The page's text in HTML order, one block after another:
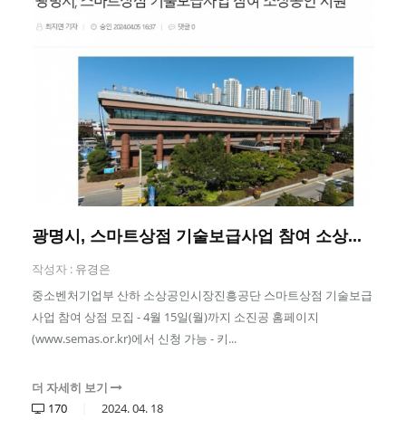
광명시, 스마트상점 기술보급사업 참여 소상...
작성자 : 유경은
중소벤처기업부 산하 소상공인시장진흥공단 스마트상점 기술보급
사업 참여 상점 모집 - 4월 15일(월)까지 소진공 홈페이지
(www.semas.or.kr)에서 신청 가능 - 키...
더 자세히 보기
170
2024.04. 18